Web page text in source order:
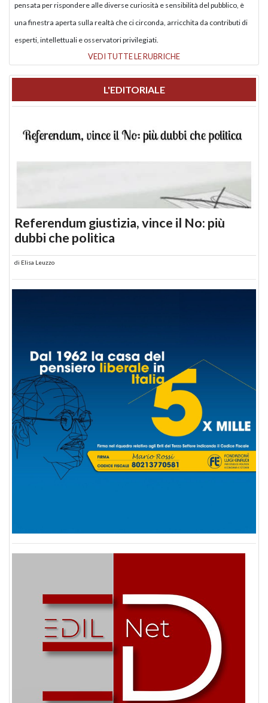
pensata per rispondere alle diverse curiosità e sensibilità del pubblico, è
una finestra aperta sulla realtà che ci circonda, arricchita da contributi di
esperti, intellettuali e osservatori privilegiati.
VEDI TUTTE LE RUBRICHE
L'EDITORIALE
Referendum giustizia, vince il No: più
dubbi che politica
di Elisa Leuzzo